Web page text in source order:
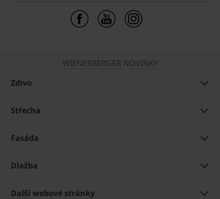
WIENERBERGER NOVINKY
Zdivo
Střecha
Fasáda
Dlažba
Další webové stránky